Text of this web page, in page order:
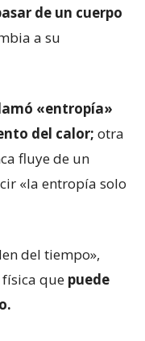
de un cuerpo
a su
«entropía»
del calor; otra
fluye de un
«la entropía solo
del tiempo»,
física que puede